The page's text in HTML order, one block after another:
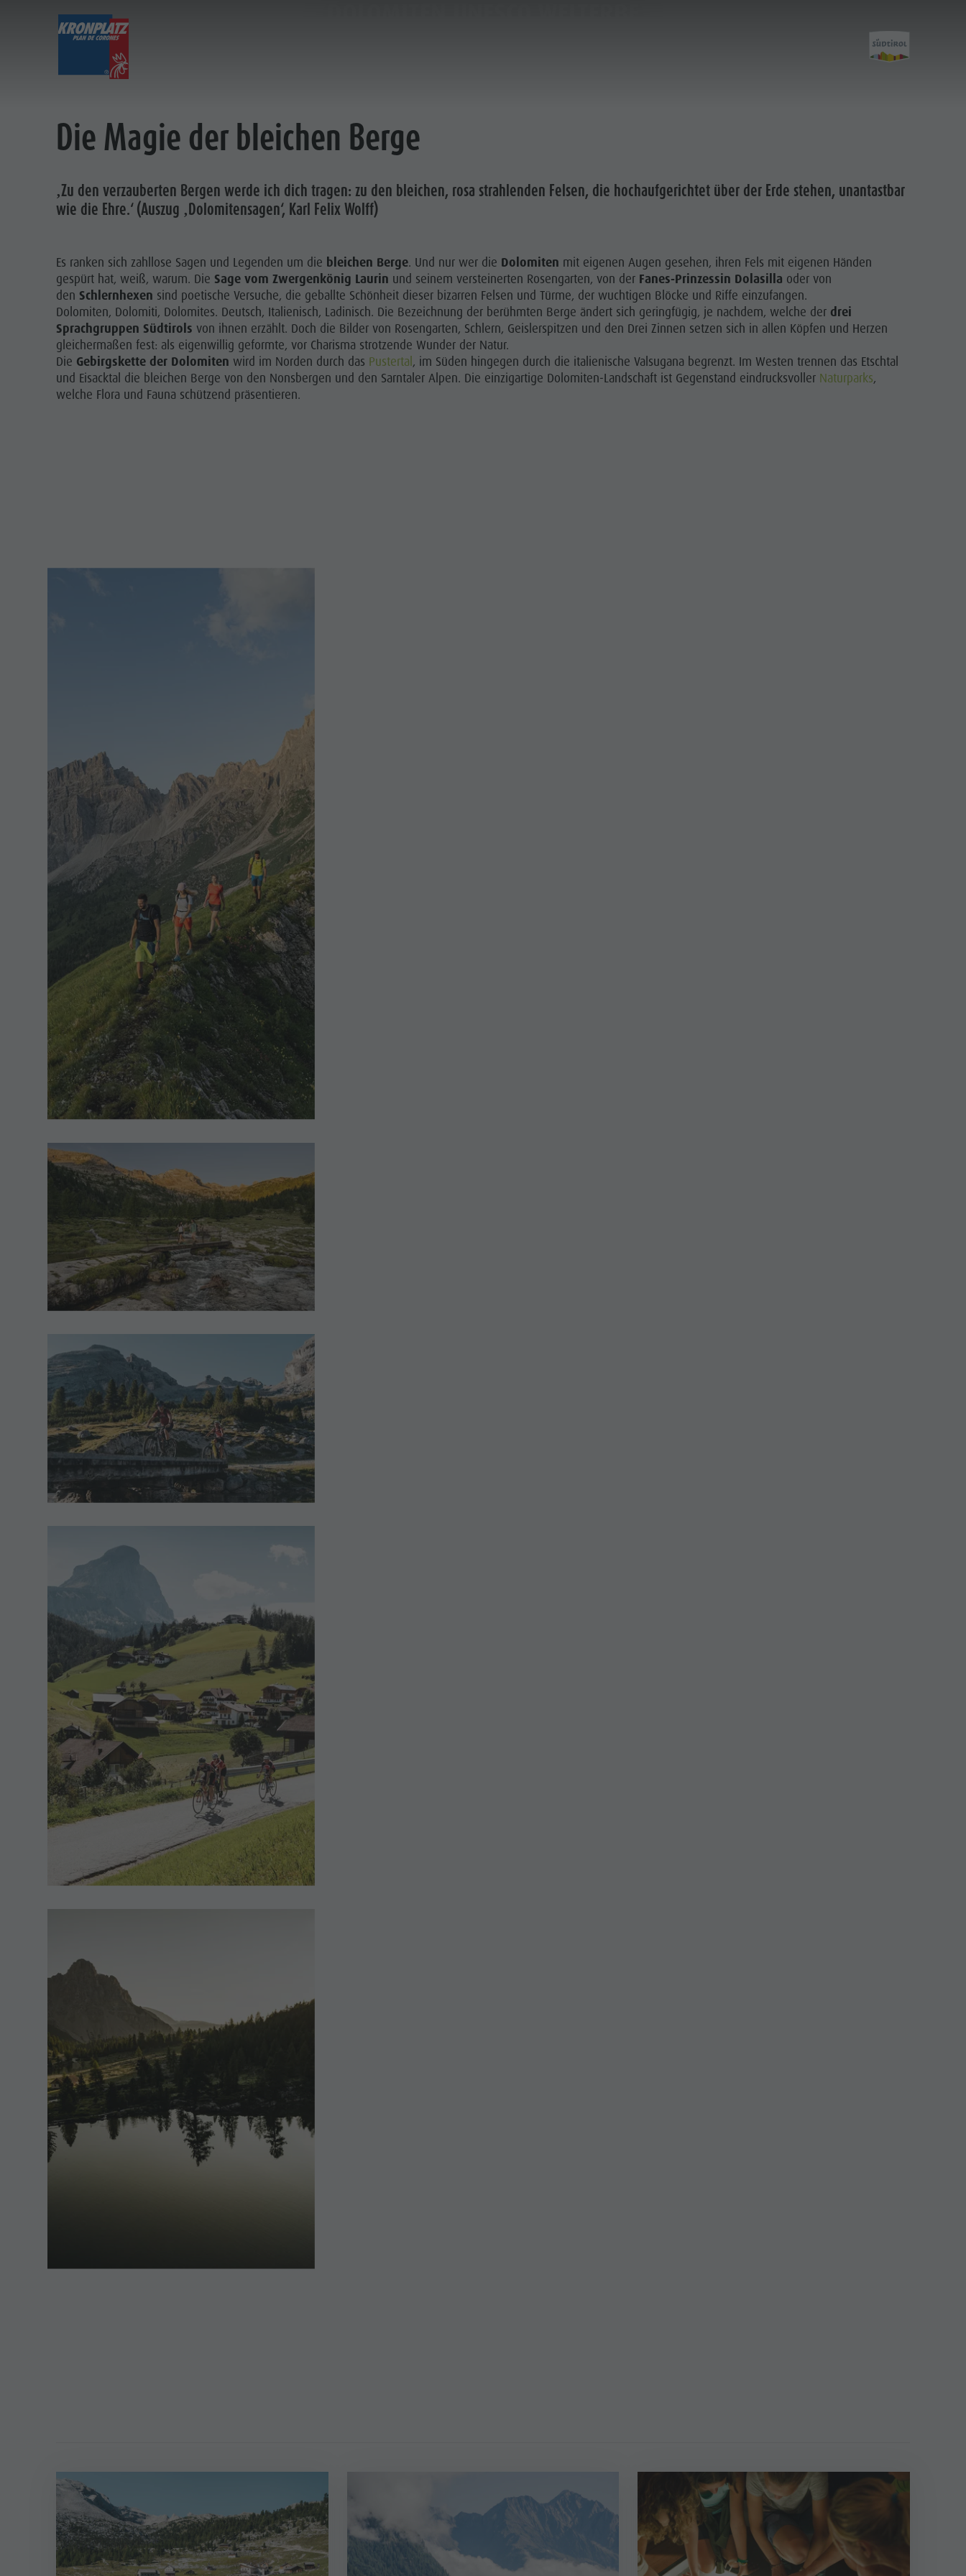
ENTDECKEN
FERIENORTE
DOLOMITEN UNESCO
SEHENSWÜRDIGKEITEN
Kultur
Bars & Restaurants
Cook the Mountain
Shopping
Wellness
Naturparks
Das Pustertal
Dolomiten UNESCO
Sehenswürdigkeiten
Familie & Kinder
Events
Bars & Restaurants
Cook the Mountain
Shopping
Wellness
Naturparks
Das Pustertal
Der Kronplatz
Radfahren
Klettern
Paragleiten & Tandemfliegen
Angebote
Mobilität vor Ort
Katalogservice
Kontakt
Kronplatz Doctor Service
Die Magie der bleichen Berge
‚Zu den verzauberten Bergen werde ich dich tragen: zu den bleichen, rosa strahlenden Felsen, die hochaufgerichtet über der Erde stehen, unantastbar
wie die Ehre.‘ (Auszug ‚Dolomitensagen‘, Karl Felix Wolff)
Es ranken sich zahllose Sagen und Legenden um die bleichen Berge. Und nur wer die Dolomiten mit eigenen Augen gesehen, ihren Fels mit eigenen Händen
gespürt hat, weiß, warum. Die Sage vom Zwergenkönig Laurin und seinem versteinerten Rosengarten, von der Fanes-Prinzessin Dolasilla oder von
den Schlernhexen sind poetische Versuche, die geballte Schönheit dieser bizarren Felsen und Türme, der wuchtigen Blöcke und Riffe einzufangen.
Dolomiten, Dolomiti, Dolomites. Deutsch, Italienisch, Ladinisch. Die Bezeichnung der berühmten Berge ändert sich geringfügig, je nachdem, welche der drei
Sprachgruppen Südtirols von ihnen erzählt. Doch die Bilder von Rosengarten, Schlern, Geislerspitzen und den Drei Zinnen setzen sich in allen Köpfen und Herzen
gleichermaßen fest: als eigenwillig geformte, vor Charisma strotzende Wunder der Natur.
Die Gebirgskette der Dolomiten wird im Norden durch das Pustertal , im Süden hingegen durch die italienische Valsugana begrenzt. Im Westen trennen das Etschtal
und Eisacktal die bleichen Berge von den Nonsbergen und den Sarntaler Alpen. Die einzigartige Dolomiten-Landschaft ist Gegenstand eindrucksvoller Naturparks,
welche Flora und Fauna schützend präsentieren.